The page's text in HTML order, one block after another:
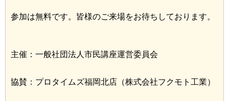
参加は無料です。皆様のご来場をお待ちしております。
主催：一般社団法人市民講座運営委員会
協賛：プロタイムズ福岡北店（株式会社フクモト工業）